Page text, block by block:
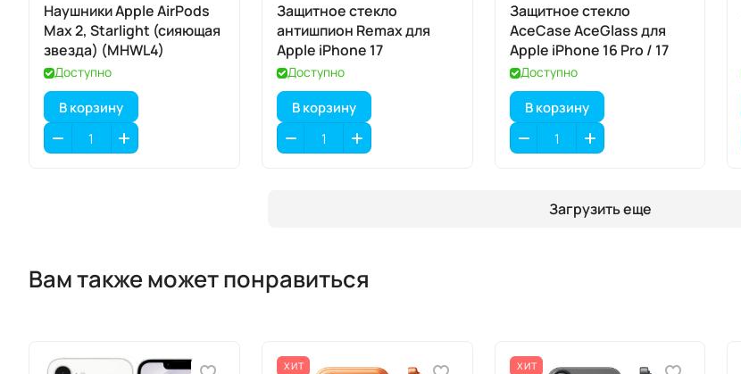
Наушники Apple AirPods
Max 2, Starlight (сияющая
звезда) (MHWL4)
Доступно
В корзину
Защитное стекло
антишпион Remax для
Apple iPhone 17
Доступно
В корзину
Защитное стекло
AceCase AceGlass для
Apple iPhone 16 Pro / 17
Доступно
В корзину
Загрузить еще
Вам также может понравиться
ХИТ ХИТ